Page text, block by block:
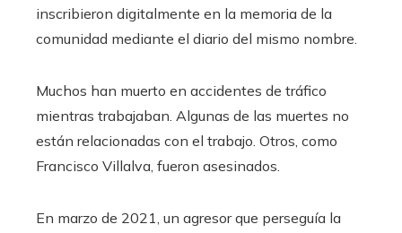
inscribieron digitalmente en la memoria de la
comunidad mediante el diario del mismo nombre.
Muchos han muerto en accidentes de tráfico
mientras trabajaban. Algunas de las muertes no
están relacionadas con el trabajo. Otros, como
Francisco Villalva, fueron asesinados.
En marzo de 2021, un agresor que perseguía la